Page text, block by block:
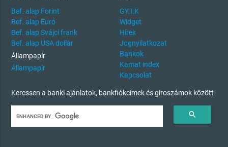
Bef. alap Forint
Bef. alap Euró
Bef. alap Svájci frank
Bef. alap USA dollár
Állampapír
Állampapír
GY.I.K
Widget
Hírek
Jognyilatkozat
Bankok
Kamat index
Kapcsolat
Keressen a banki ajánlatok, bankfiókcímek és giroszámok között
search